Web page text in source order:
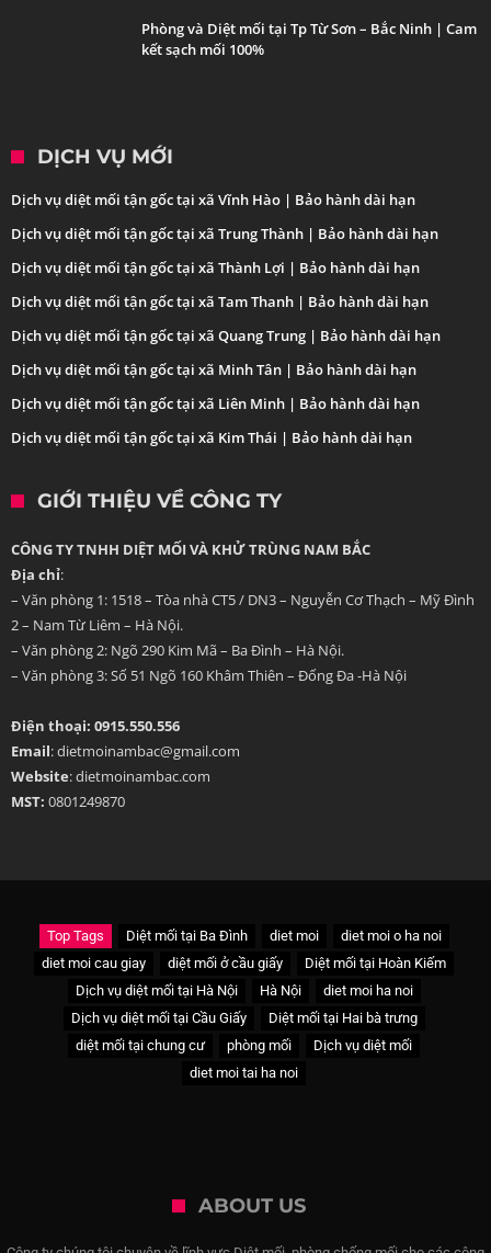
Phòng và Diệt mối tại Tp Từ Sơn – Bắc Ninh | Cam
kết sạch mối 100%
DỊCH VỤ MỚI
Dịch vụ diệt mối tận gốc tại xã Vĩnh Hào | Bảo hành dài hạn
Dịch vụ diệt mối tận gốc tại xã Trung Thành | Bảo hành dài hạn
Dịch vụ diệt mối tận gốc tại xã Thành Lợi | Bảo hành dài hạn
Dịch vụ diệt mối tận gốc tại xã Tam Thanh | Bảo hành dài hạn
Dịch vụ diệt mối tận gốc tại xã Quang Trung | Bảo hành dài hạn
Dịch vụ diệt mối tận gốc tại xã Minh Tân | Bảo hành dài hạn
Dịch vụ diệt mối tận gốc tại xã Liên Minh | Bảo hành dài hạn
Dịch vụ diệt mối tận gốc tại xã Kim Thái | Bảo hành dài hạn
GIỚI THIỆU VỀ CÔNG TY
CÔNG TY TNHH DIỆT MỐI VÀ KHỬ TRÙNG NAM BẮC
Địa chỉ:
– Văn phòng 1: 1518 – Tòa nhà CT5 / DN3 – Nguyễn Cơ Thạch – Mỹ Đình
2 – Nam Từ Liêm – Hà Nội.
– Văn phòng 2: Ngõ 290 Kim Mã – Ba Đình – Hà Nội.
– Văn phòng 3: Số 51 Ngõ 160 Khâm Thiên – Đống Đa -Hà Nội
Điện thoại: 0915.550.556
Email: dietmoinambac@gmail.com
Website: dietmoinambac.com
MST: 0801249870
Top Tags Diệt mối tại Ba Đình diet moi
diet moi o ha noi
diet moi cau giay
diệt mối ở cầu giấy
Diệt mối tại Hoàn Kiếm
Dịch vụ diệt mối tại Hà Nội
Hà Nội
diet moi ha noi
Dịch vụ diệt mối tại Cầu Giấy
Diệt mối tại Hai bà trưng
diệt mối tại chung cư
phòng mối
Dịch vụ diệt mối
diet moi tai ha noi
ABOUT US